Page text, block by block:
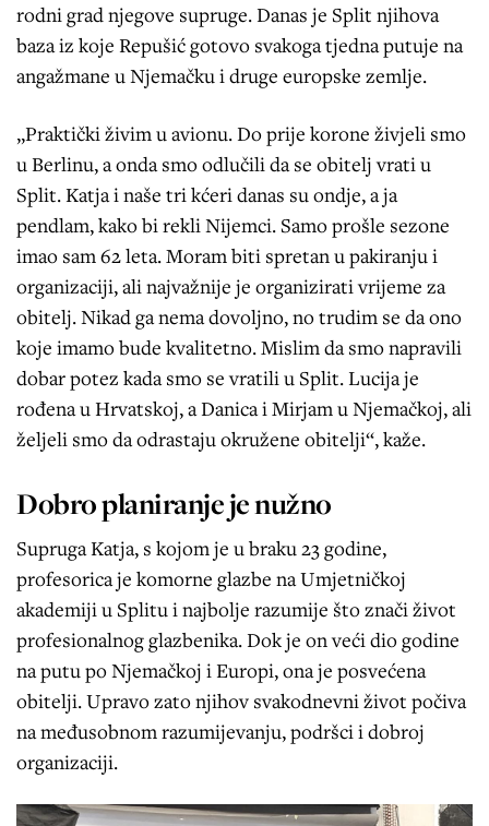
rodni grad njegove supruge. Danas je Split njihova
baza iz koje Repušić gotovo svakoga tjedna putuje na
angažmane u Njemačku i druge europske zemlje.
„Praktički živim u avionu. Do prije korone živjeli smo
u Berlinu, a onda smo odlučili da se obitelj vrati u
Split. Katja i naše tri kćeri danas su ondje, a ja
pendlam, kako bi rekli Nijemci. Samo prošle sezone
imao sam 62 leta. Moram biti spretan u pakiranju i
organizaciji, ali najvažnije je organizirati vrijeme za
obitelj. Nikad ga nema dovoljno, no trudim se da ono
koje imamo bude kvalitetno. Mislim da smo napravili
dobar potez kada smo se vratili u Split. Lucija je
rođena u Hrvatskoj, a Danica i Mirjam u Njemačkoj, ali
željeli smo da odrastaju okružene obitelji“, kaže.
Dobro planiranje je nužno
Supruga Katja, s kojom je u braku 23 godine,
profesorica je komorne glazbe na Umjetničkoj
akademiji u Splitu i najbolje razumije što znači život
profesionalnog glazbenika. Dok je on veći dio godine
na putu po Njemačkoj i Europi, ona je posvećena
obitelji. Upravo zato njihov svakodnevni život počiva
na međusobnom razumijevanju, podršci i dobroj
organizaciji.